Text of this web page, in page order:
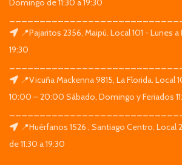
Domingo de 11:30 a 19:30
📍Pajaritos 2356, Maipú. Local 101 - Lunes
19:30
📍Vicuña Mackenna 9815, La Florida. Local
10:00 – 20:00 Sábado, Domingo y Feriados
📍Huérfanos 1526 , Santiago Centro. Local
de 11:30 a 19:30